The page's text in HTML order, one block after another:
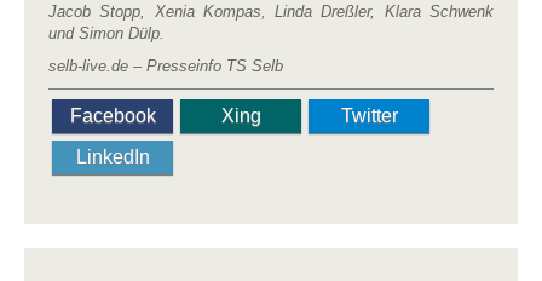
Jacob Stopp, Xenia Kompas, Linda Dreßler, Klara Schwenk
und Simon Dülp.
selb-live.de – Presseinfo TS Selb
Facebook Xing
Twitter
LinkedIn